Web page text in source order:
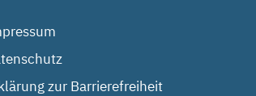
zur Barrierefreiheit